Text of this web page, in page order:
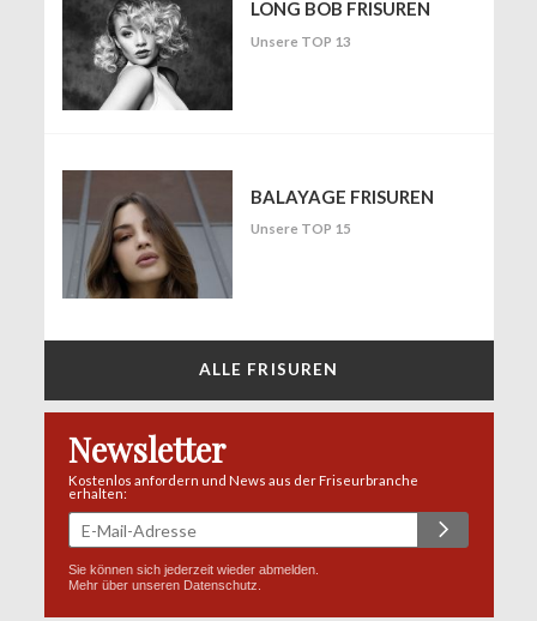
LONG BOB FRISUREN
Unsere TOP 13
BALAYAGE FRISUREN
Unsere TOP 15
ALLE FRISUREN
Newsletter
Kostenlos anfordern und News aus der Friseurbranche
erhalten:
Sie können sich jederzeit wieder abmelden.
Mehr über unseren Datenschutz.